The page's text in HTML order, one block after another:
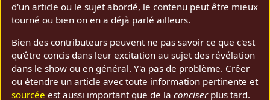
d'un article ou le sujet abordé, le contenu peut être mieux
tourné ou bien on en a déjà parlé ailleurs.
Bien des contributeurs peuvent ne pas savoir ce que c'est
qu'être concis dans leur excitation au sujet des révélation
dans le show ou en général. Y'a pas de problème. Créer
ou étendre un article avec toute information pertinente et
sourcée est aussi important que de laconciserplus tard.